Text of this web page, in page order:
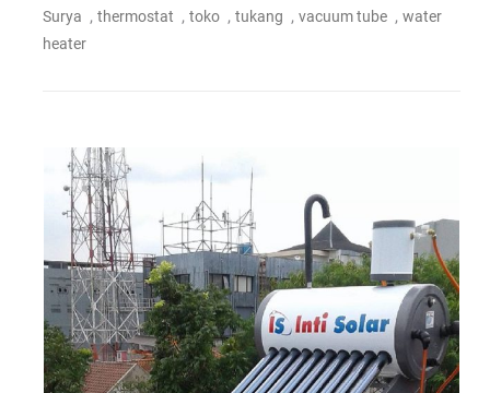
Surya , thermostat , toko , tukang , vacuum tube , water
heater